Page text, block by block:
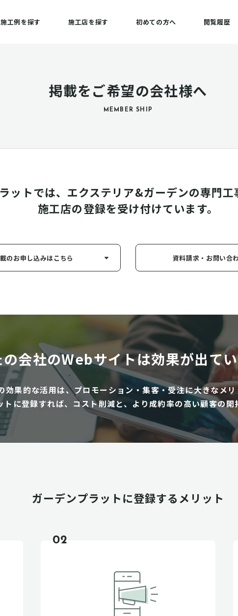
施工例を探す 施工店を探す 初めての方へ 閲覧履歴
掲載をご希望の会社様へ
MEMBER SHIP
ットでは、エクステリア&ガーデンの専門工
施工店の登録を受け付けています。
のお申し込みはこちら 資料請求・お問い合
会社のWebサイトは効果が出て
効果的な活用は、プロモーション・集客・受注に大きなメ
トに登録すれば、コスト削減と、より成約率の高い顧客の開
ガーデンプラットに登録するメリット
02